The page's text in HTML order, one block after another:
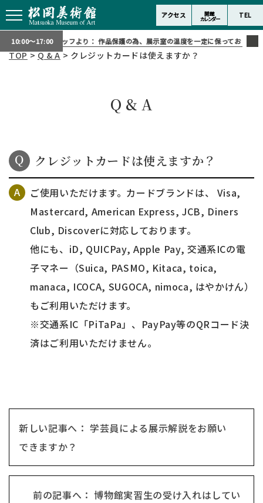
アクセス 開館
カレンダー TEL
10:00～17:00スタッフより： 作品保護の為、展示室の温度を一定に保っております
TOP>Q & A> クレジットカードは使えますか？
Q & A
クレジットカードは使えますか？
ご使用いただけます。カードブランドは、 Visa,
Mastercard, American Express, JCB, Diners
Club, Discoverに対応しております。
他にも、iD, QUICPay, Apple Pay, 交通系ICの電
子マネー（Suica, PASMO, Kitaca, toica,
manaca, ICOCA, SUGOCA, nimoca, はやかけん）
もご利用いただけます。
※交通系IC「PiTaPa」、PayPay等のQRコード決
済はご利用いただけません。
新しい記事へ： 学芸員による展示解説をお願い
できますか？
前の記事へ： 博物館実習生の受け入れはしてい